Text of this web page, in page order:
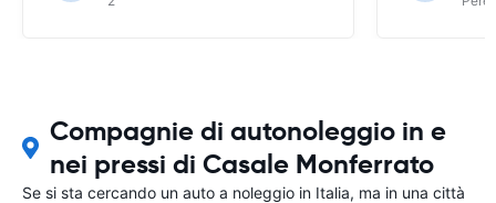
Compagnie di autonoleggio in e
nei pressi di Casale Monferrato
Se si sta cercando un auto a noleggio in Italia, ma in una città